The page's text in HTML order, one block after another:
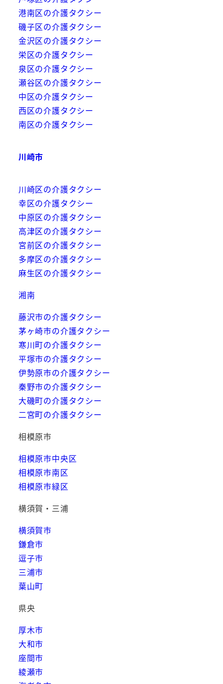
港南区の介護タクシー
磯子区の介護タクシー
金沢区の介護タクシー
栄区の介護タクシー
泉区の介護タクシー
瀬谷区の介護タクシー
中区の介護タクシー
西区の介護タクシー
南区の介護タクシー
川崎市
川崎区の介護タクシー
幸区の介護タクシー
中原区の介護タクシー
高津区の介護タクシー
宮前区の介護タクシー
多摩区の介護タクシー
麻生区の介護タクシー
湘南
藤沢市の介護タクシー
茅ヶ崎市の介護タクシー
寒川町の介護タクシー
平塚市の介護タクシー
伊勢原市の介護タクシー
秦野市の介護タクシー
大磯町の介護タクシー
二宮町の介護タクシー
相模原市
相模原市中央区
相模原市南区
相模原市緑区
横須賀・三浦
横須賀市
鎌倉市
逗子市
三浦市
葉山町
県央
厚木市
大和市
座間市
綾瀬市